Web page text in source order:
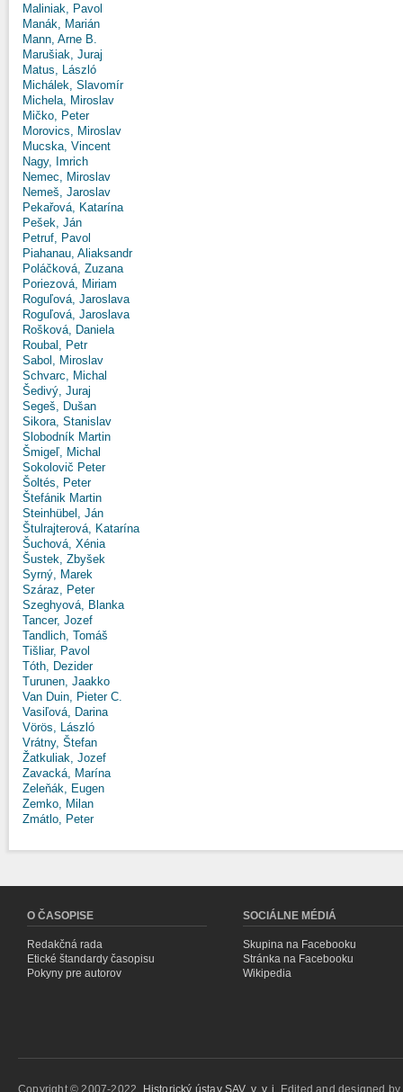
Maliniak, Pavol
Manák, Marián
Mann, Arne B.
Marušiak, Juraj
Matus, László
Michálek, Slavomír
Michela, Miroslav
Mičko, Peter
Morovics, Miroslav
Mucska, Vincent
Nagy, Imrich
Nemec, Miroslav
Nemeš, Jaroslav
Pekařová, Katarína
Pešek, Ján
Petruf, Pavol
Piahanau, Aliaksandr
Poláčková, Zuzana
Poriezová, Miriam
Roguľová, Jaroslava
Roguľová, Jaroslava
Rošková, Daniela
Roubal, Petr
Sabol, Miroslav
Schvarc, Michal
Šedivý, Juraj
Segeš, Dušan
Sikora, Stanislav
Slobodník Martin
Šmigeľ, Michal
Sokolovič Peter
Šoltés, Peter
Štefánik Martin
Steinhübel, Ján
Štulrajterová, Katarína
Šuchová, Xénia
Šustek, Zbyšek
Syrný, Marek
Száraz, Peter
Szeghyová, Blanka
Tancer, Jozef
Tandlich, Tomáš
Tišliar, Pavol
Tóth, Dezider
Turunen, Jaakko
Van Duin, Pieter C.
Vasiľová, Darina
Vörös, László
Vrátny, Štefan
Žatkuliak, Jozef
Zavacká, Marína
Zeleňák, Eugen
Zemko, Milan
Zmátlo, Peter
O ČASOPISE
Redakčná rada
Etické štandardy časopisu
Pokyny pre autorov
SOCIÁLNE MÉDIÁ
Skupina na Facebooku
Stránka na Facebooku
Wikipedia